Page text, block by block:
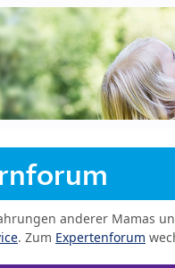
anderer Mamas
. Zum Expertenforum